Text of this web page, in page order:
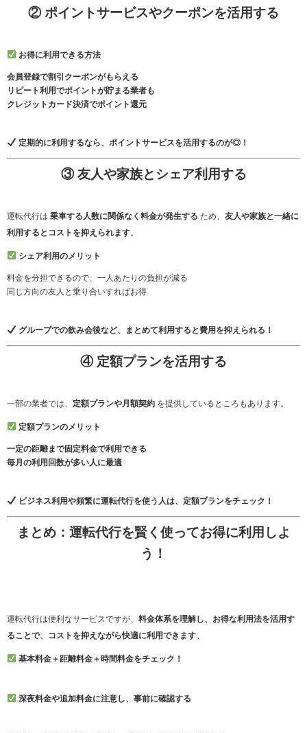
② ポイントサービスやクーポンを活用する
お得に利用できる方法
会員登録で割引クーポンがもらえる
リピート利用でポイントが貯まる業者も
クレジットカード決済でポイント還元
定期的に利用するなら、ポイントサービスを活用するのが◎！
③ 友人や家族とシェア利用する
運転代行は 乗車する人数に関係なく料金が発生する ため、 友人や家族と一緒に
利用するとコストを抑えられます。
シェア利用のメリット
料金を分担できるので、一人あたりの負担が減る
同じ方向の友人と乗り合いすればお得
グループでの飲み会後など、まとめて利用すると費用を抑えられる！
④ 定額プランを活用する
一部の業者では、 定額プランや月額契約 を提供しているところもあります。
定額プランのメリット
一定の距離まで固定料金で利用できる
毎月の利用回数が多い人に最適
ビジネス利用や頻繁に運転代行を使う人は、定額プランをチェック！
まとめ：運転代行を賢く使ってお得に利用しよ
う！
運転代行は便利なサービスですが、 料金体系を理解し、お得な利用法を活用す
ることで、コストを抑えながら快適に利用できます。
基本料金＋距離料金＋時間料金をチェック！
深夜料金や追加料金に注意し、事前に確認する